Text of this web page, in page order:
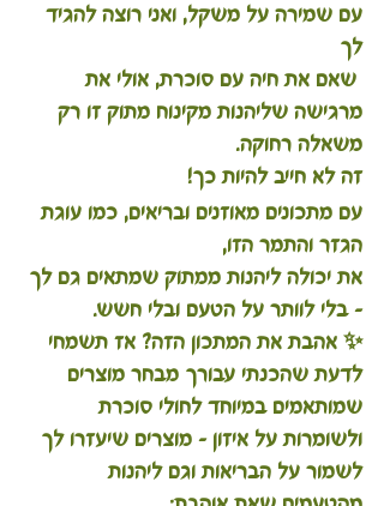
עם שמירה על משקל, ואני רוצה להגיד
לך
שאם את חיה עם סוכרת, אולי את
מרגישה שליהנות מקינוח מתוק זו רק
משאלה רחוקה.
זה לא חייב להיות כך!
עם מתכונים מאוזנים ובריאים, כמו עוגת
הגזר והתמר הזו,
את יכולה ליהנות ממתוק שמתאים גם לך
– בלי לוותר על הטעם ובלי חשש.
✨ אהבת את המתכון הזה? אז תשמחי
לדעת שהכנתי עבורך מבחר מוצרים
שמותאמים במיוחד לחולי סוכרת
ולשומרות על איזון – מוצרים שיעזרו לך
לשמור על הבריאות וגם ליהנות